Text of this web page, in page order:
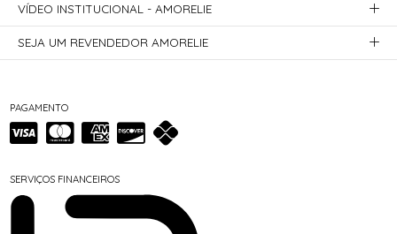
PAGAMENTO
SERVIÇOS FINANCEIROS
VÍDEO INSTITUCIONAL - AMORELIE
SEJA UM REVENDEDOR AMORELIE